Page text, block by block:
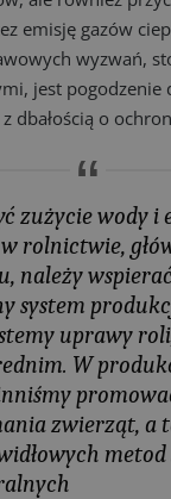
emisję gazów
wyzwań,
jest pogodzenie
dbałością o
zużycie wody i
rolnictwie,
należy
system
uprawy
W
zwierząt, a
metod